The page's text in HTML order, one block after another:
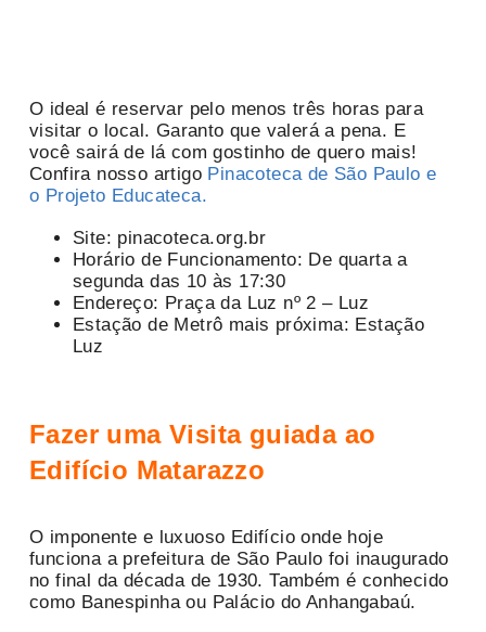
O ideal é reservar pelo menos três horas para
visitar o local. Garanto que valerá a pena. E
você sairá de lá com gostinho de quero mais!
Confira nosso artigo Pinacoteca de São Paulo e
o Projeto Educateca.
Site: pinacoteca.org.br
Horário de Funcionamento: De quarta a
segunda das 10 às 17:30
Endereço: Praça da Luz nº 2 – Luz
Estação de Metrô mais próxima: Estação
Luz
Fazer uma Visita guiada ao
Edifício Matarazzo
O imponente e luxuoso Edifício onde hoje
funciona a prefeitura de São Paulo foi inaugurado
no final da década de 1930. Também é conhecido
como Banespinha ou Palácio do Anhangabaú.